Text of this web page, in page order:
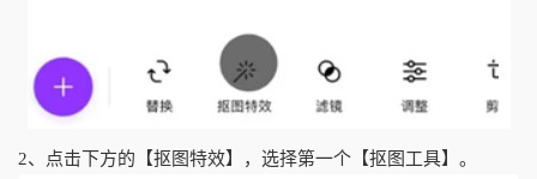
2、点击下方的【抠图特效】，选择第一个【抠图工具】。